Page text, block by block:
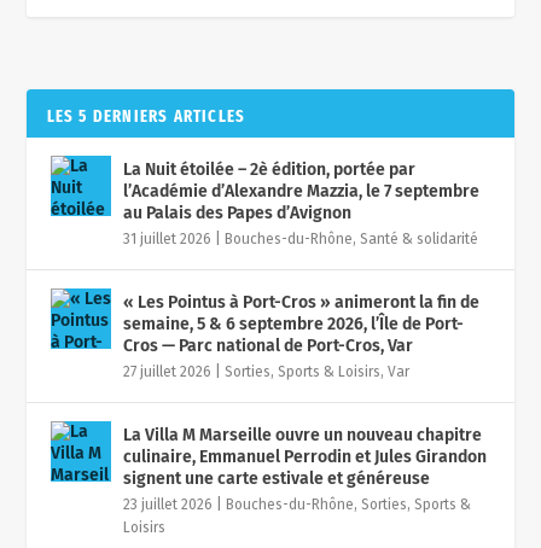
LES 5 DERNIERS ARTICLES
l’Académie d’Alexandre Mazzia, le 7 septembre
au Palais des Papes d’Avignon
31 juillet 2026|Bouches-du-Rhône,Santé & solidarité
« Les Pointus à Port-Cros » animeront la fin de
semaine, 5 & 6 septembre 2026, l’Île de Port-
Cros — Parc national de Port-Cros, Var
27 juillet 2026|Sorties, Sports & Loisirs,Var
La Villa M Marseille ouvre un nouveau chapitre
culinaire, Emmanuel Perrodin et Jules Girandon
signent une carte estivale et généreuse
23 juillet 2026|Bouches-du-Rhône,Sorties, Sports &
Loisirs
STS joint-venture et TotalEnergies s’associent à
Beyond the Sea pour un projet de remorquage
vélique du FPSO GranMorgu